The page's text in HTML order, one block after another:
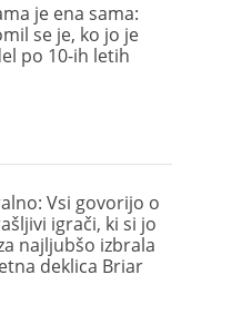
je ena sama:
se je, ko jo je
po 10-ih letih
Vsi govorijo o
igrači, ki si jo
najljubšo izbrala
deklica Briar